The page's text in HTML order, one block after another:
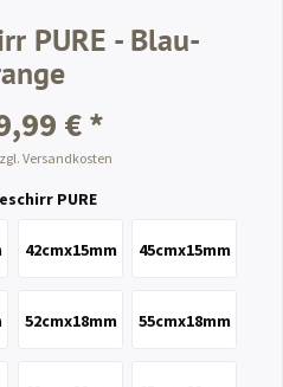
PURE - Blau-
€ *
Versandkosten
PURE
42cmx15mm 45cmx15mm
52cmx18mm 55cmx18mm